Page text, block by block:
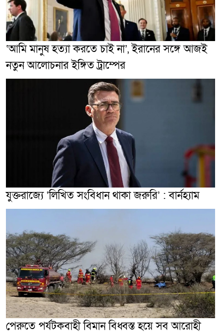
‘আমি মানুষ হত্যা করতে চাই না’, ইরানের সঙ্গে আজই
নতুন আলোচনার ইঙ্গিত ট্রাম্পের
যুক্তরাজ্যে ‘লিখিত সংবিধান থাকা জরুরি’ : বার্নহ্যাম
পেরুতে পর্যটকবাহী বিমান বিধ্বস্ত হয়ে সব আরোহী